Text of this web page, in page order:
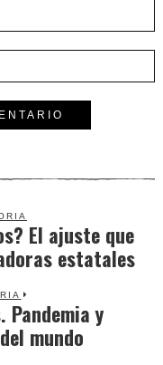
El ajuste que
estatales
Pandemia y
mundo